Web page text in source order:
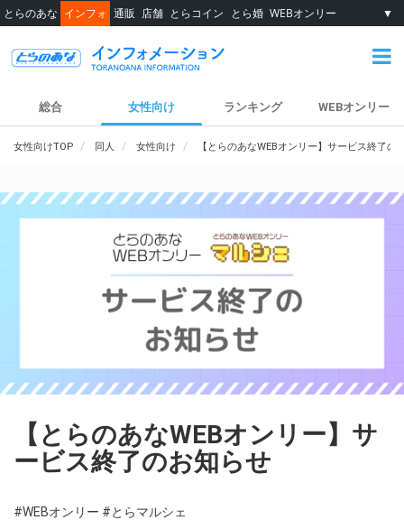
とらのあな インフォ 通販 店舗 とらコイン とら婚 WEBオンリー ▼
総合 女性向け ランキング WEBオンリー
女性向けTOP 同人 女性向け 【とらのあなWEBオンリー】サービス終了の
【とらのあなWEBオンリー】サ
ービス終了のお知らせ
#WEBオンリー #とらマルシェ